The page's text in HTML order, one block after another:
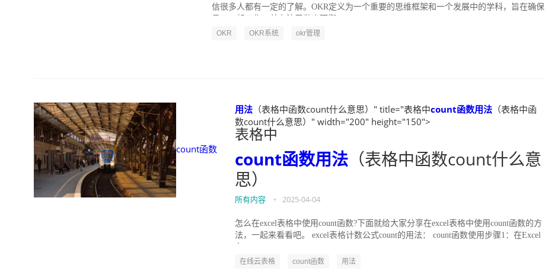
信很多人都有一定的了解。OKR定义为一个重要的思维框架和一个发展中的学科，旨在确保
OKR OKR系统 okr管理
count函数
用法 （表格中函数count什么意思）" title="表格中count函数用法 （表格中函
数count什么意思）" width="200" height="150">
表格中
count函数用法 （表格中函数count什么意
思）
所有内容 • 2025-04-04
怎么在excel表格中使用count函数?下面就给大家分享在excel表格中使用count函数的方
法，一起来看看吧。 excel表格计数公式count的用法： count函数使用步骤1：在Excel
在线云表格 count函数 用法